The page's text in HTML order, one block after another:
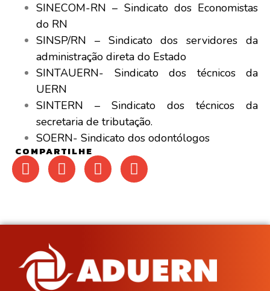
SINECOM-RN – Sindicato dos Economistas
do RN
SINSP/RN – Sindicato dos servidores da
administração direta do Estado
SINTAUERN- Sindicato dos técnicos da
UERN
SINTERN – Sindicato dos técnicos da
secretaria de tributação.
SOERN- Sindicato dos odontólogos
COMPARTILHE